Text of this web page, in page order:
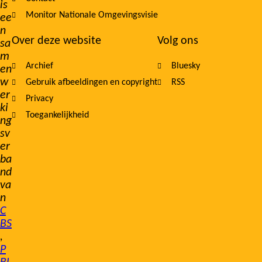
is
ee
n
sa
m
en
w
er
ki
ng
sv
er
ba
nd
va
n
C
BS
,
P
Monitor Nationale Omgevingsvisie
Over deze website
Archief
Gebruik afbeeldingen en copyright
Privacy
Toegankelijkheid
Volg ons
Bluesky
RSS